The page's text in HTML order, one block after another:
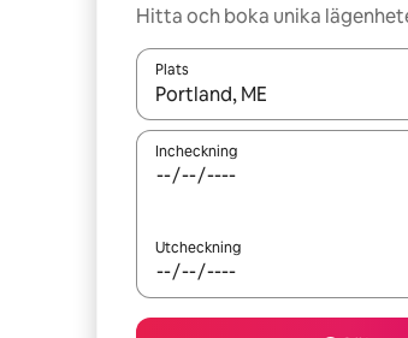
Hitta och boka unika
Plats
När resultaten är tillgängliga
Incheckning
Utcheckning